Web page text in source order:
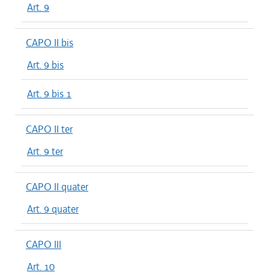
Art. 9
CAPO II bis
Art. 9 bis
Art. 9 bis 1
CAPO II ter
Art. 9 ter
CAPO II quater
Art. 9 quater
CAPO III
Art. 10